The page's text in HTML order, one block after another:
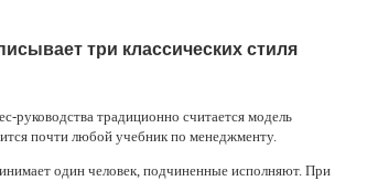
три классических стиля
руководства традиционно считается модель
почти любой учебник по менеджменту.
один человек, подчиненные исполняют. При